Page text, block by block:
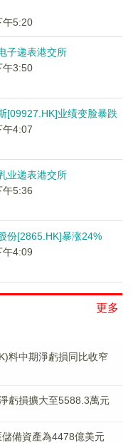
午5:20
子递表港交所
午3:50
[09927.HK]业绩变脸暴跌
午4:07
业递表港交所
午5:36
份[2865.HK]暴涨24%
午4:09
更多
料中期淨虧損同比收窄
虧損擴大至5588.3萬元
備資產為4478億美元